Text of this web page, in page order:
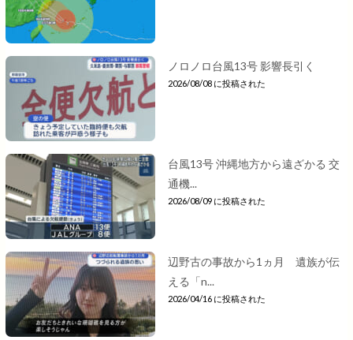
ノロノロ台風13号 影響長引く
2026/08/08 に投稿された
台風13号 沖縄地方から遠ざかる 交
通機...
2026/08/09 に投稿された
辺野古の事故から1ヵ月 遺族が伝
える「n...
2026/04/16 に投稿された